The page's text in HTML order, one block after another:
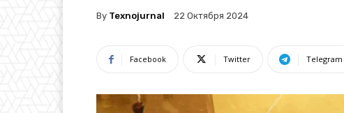
By Texnojurnal 22 Октября 2024
Facebook Twitter Telegram